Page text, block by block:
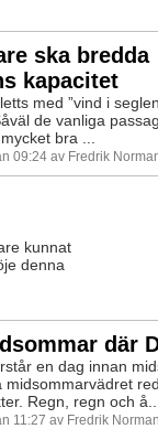
ska bredda
kapacitet
med ”vind i
de vanliga
bra ...
09:24 av Fredrik
kunnat
denna
där
en dag innan
midsommarvädret
Regn, regn och
11:27 av Fredrik